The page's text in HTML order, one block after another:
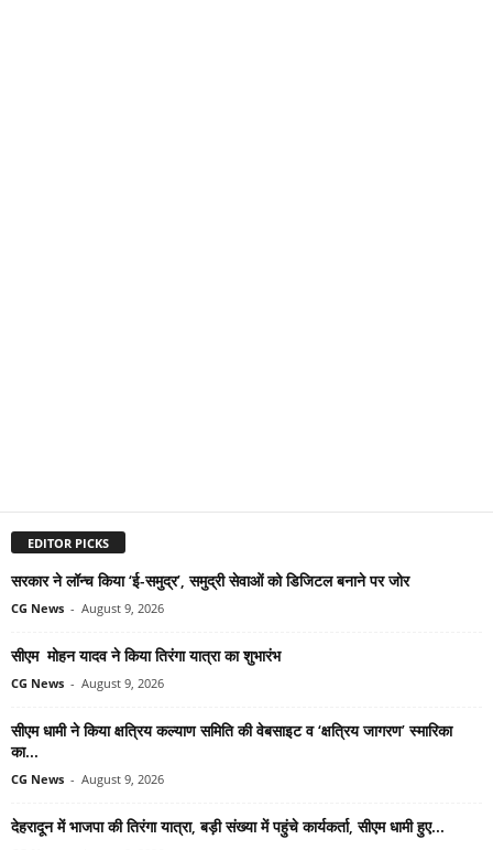
EDITOR PICKS
सरकार ने लॉन्च किया ‘ई-समुद्र’, समुद्री सेवाओं को डिजिटल बनाने पर जोर
CG News - August 9, 2026
सीएम मोहन यादव ने किया तिरंगा यात्रा का शुभारंभ
CG News - August 9, 2026
सीएम धामी ने किया क्षत्रिय कल्याण समिति की वेबसाइट व ‘क्षत्रिय जागरण’ स्मारिका
का...
CG News - August 9, 2026
देहरादून में भाजपा की तिरंगा यात्रा, बड़ी संख्या में पहुंचे कार्यकर्ता, सीएम धामी हुए...